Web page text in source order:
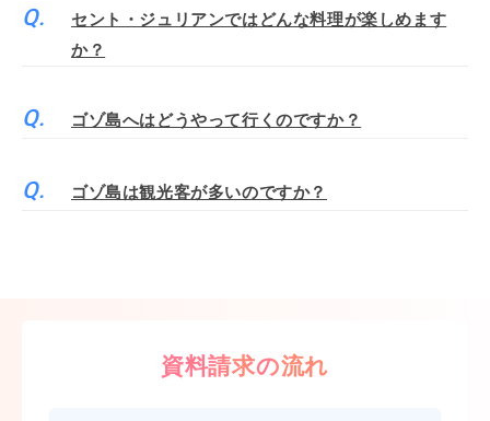
セント・ジュリアンではどんな料理が楽しめます
か？
ゴゾ島へはどうやって行くのですか？
ゴゾ島は観光客が多いのですか？
資料請求の流れ